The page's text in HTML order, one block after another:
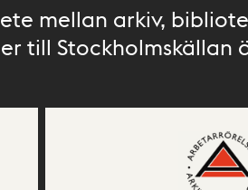
mellan arkiv,
till Stockholmskällan